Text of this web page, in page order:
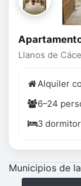
Llanos de
Alquiler
6–24
3
Municipios de